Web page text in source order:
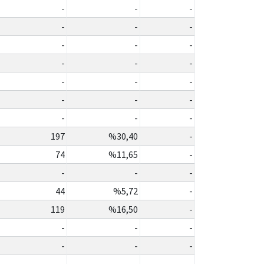
- -
-
- -
-
- -
-
- -
-
- -
-
- -
-
- -
-
197 %30,40
-
74 %11,65
-
- -
-
44 %5,72
-
119 %16,50
-
- -
-
- -
-